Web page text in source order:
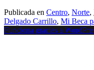
Publicada en Centro, Norte,
Delgado Carrillo, Mi Beca
Funciona gracias a